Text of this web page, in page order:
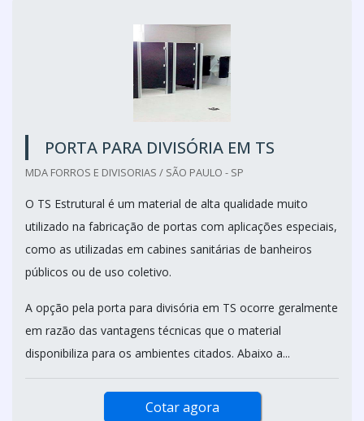
PORTA PARA DIVISÓRIA EM TS
MDA FORROS E DIVISORIAS / SÃO PAULO - SP
O TS Estrutural é um material de alta qualidade muito
utilizado na fabricação de portas com aplicações especiais,
como as utilizadas em cabines sanitárias de banheiros
públicos ou de uso coletivo.
A opção pela porta para divisória em TS ocorre geralmente
em razão das vantagens técnicas que o material
disponibiliza para os ambientes citados. Abaixo a...
Cotar agora